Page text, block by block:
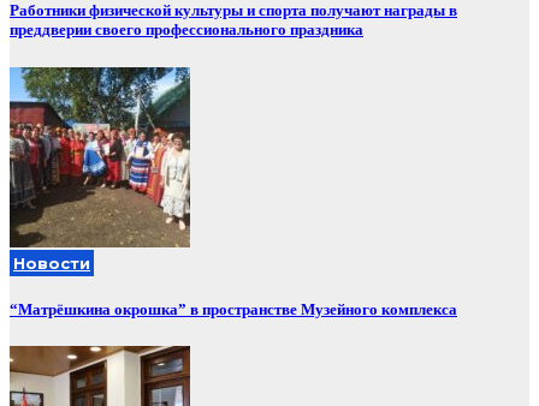
Работники физической культуры и спорта получают награды в
преддверии своего профессионального праздника
Новости
“Матрёшкина окрошка” в пространстве Музейного комплекса